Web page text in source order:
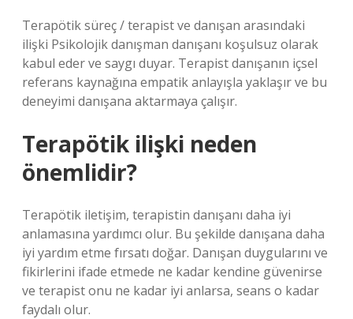
Terapötik süreç / terapist ve danışan arasındaki
ilişki Psikolojik danışman danışanı koşulsuz olarak
kabul eder ve saygı duyar. Terapist danışanın içsel
referans kaynağına empatik anlayışla yaklaşır ve bu
deneyimi danışana aktarmaya çalışır.
Terapötik ilişki neden
önemlidir?
Terapötik iletişim, terapistin danışanı daha iyi
anlamasına yardımcı olur. Bu şekilde danışana daha
iyi yardım etme fırsatı doğar. Danışan duygularını ve
fikirlerini ifade etmede ne kadar kendine güvenirse
ve terapist onu ne kadar iyi anlarsa, seans o kadar
faydalı olur.